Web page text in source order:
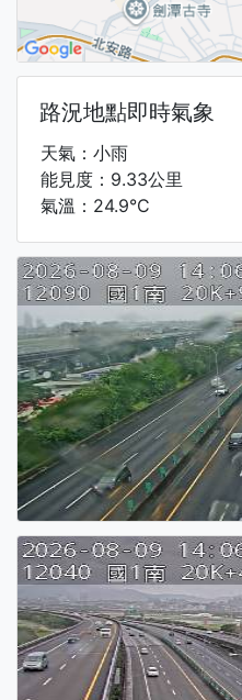
路況地點即時氣象
天氣：小雨
能見度：9.33公里
氣溫：24.9°C